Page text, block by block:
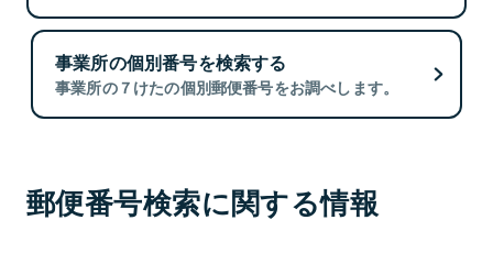
事業所の個別番号を検索する
事業所の７けたの個別郵便番号をお調べします。
郵便番号検索に関する情報